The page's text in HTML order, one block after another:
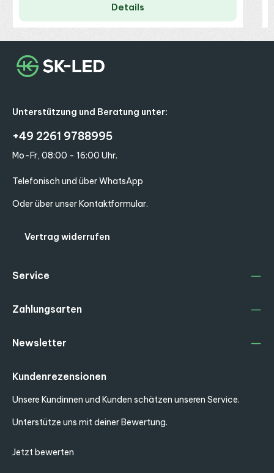
Details
Unterstützung und Beratung unter:
+49 2261 9788995
Mo-Fr, 08:00 - 16:00 Uhr.
Telefonisch und über WhatsApp
Oder über unserKontaktformular.
Vertrag widerrufen
Service
Zahlungsarten
Kundenrezensionen
Unsere Kundinnen und Kunden schätzen unseren Service.
Unterstütze uns mit deiner Bewertung.
Jetzt bewerten
Newsletter